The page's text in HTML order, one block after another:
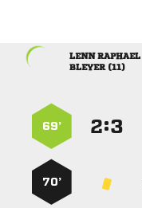
 
 
:
69’
70’